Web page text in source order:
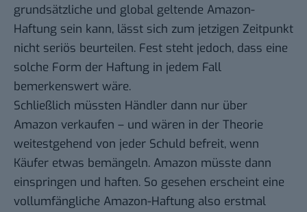
grundsätzliche und global geltende Amazon-
Haftung sein kann, lässt sich zum jetzigen Zeitpunkt
nicht seriös beurteilen. Fest steht jedoch, dass eine
solche Form der Haftung in jedem Fall
bemerkenswert wäre.
Schließlich müssten Händler dann nur über
Amazon verkaufen – und wären in der Theorie
weitestgehend von jeder Schuld befreit, wenn
Käufer etwas bemängeln. Amazon müsste dann
einspringen und haften. So gesehen erscheint eine
vollumfängliche Amazon-Haftung also erstmal